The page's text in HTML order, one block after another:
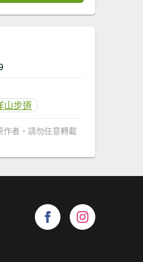
山步道
作者，請勿任意轉載